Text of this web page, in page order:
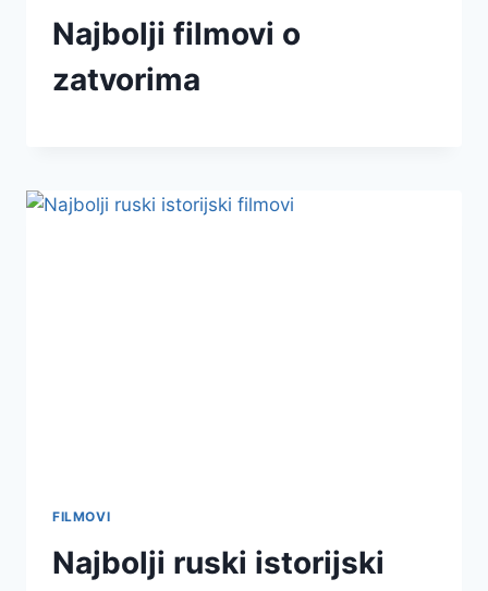
Najbolji filmovi o
zatvorima
FILMOVI
Najbolji ruski istorijski